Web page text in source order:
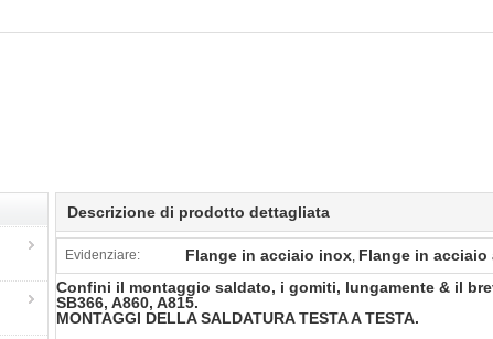
Descrizione di prodotto dettagliata
Evidenziare: Flange in acciaio inox, Flange in acciaio
Confini il montaggio saldato, i gomiti, lungamente & il
SB366, A860, A815.
MONTAGGI DELLA SALDATURA TESTA A TESTA.